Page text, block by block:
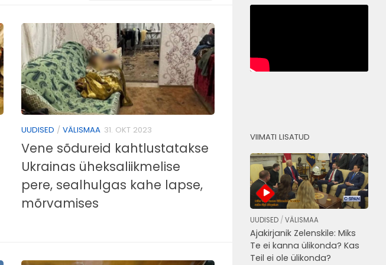
UUDISED / VÄLISMAA 31. OKT 2023
Vene sõdureid kahtlustatakse
Ukrainas üheksaliikmelise
pere, sealhulgas kahe lapse,
mõrvamises
VIIMATI LISATUD
UUDISED / VÄLISMAA
Ajakirjanik Zelenskile: Miks
Te ei kanna ülikonda? Kas
Teil ei ole ülikonda?